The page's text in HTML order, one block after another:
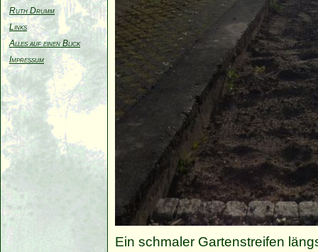
Ruth Drumm
Links
Alles auf einen Blick
Impressum
Ein schmaler Gartenstreifen